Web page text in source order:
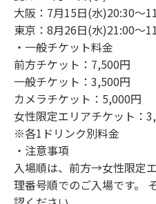
大阪：7月15日(水)20:30〜
東京：8月26日(水)21:00〜
・一般チケット料金
前方チケット：7,500円
一般チケット：3,500円
カメラチケット：5,000円
女性限定エリアチケット：
※各1ドリンク別料金
・注意事項
入場順は、前方→女性限定
理番号順でのご入場です。